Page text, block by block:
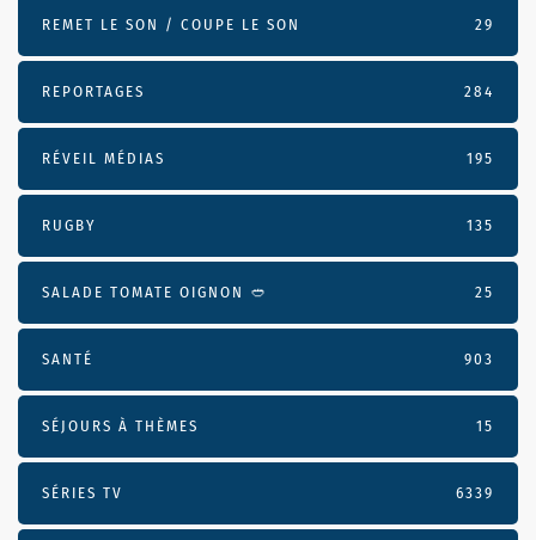
REMET LE SON / COUPE LE SON 29
REPORTAGES 284
RÉVEIL MÉDIAS 195
RUGBY 135
SALADE TOMATE OIGNON 🥙 25
SANTÉ 903
SÉJOURS À THÈMES 15
SÉRIES TV 6339